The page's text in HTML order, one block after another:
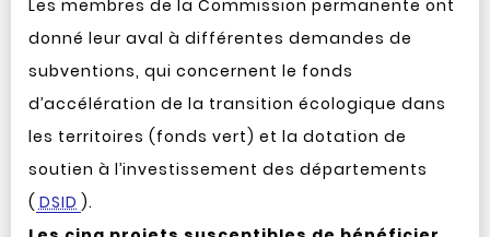
Les membres de la Commission permanente ont
donné leur aval à différentes demandes de
subventions, qui concernent le fonds
d’accélération de la transition écologique dans
les territoires (fonds vert) et la dotation de
soutien à l’investissement des départements
( DSID ).